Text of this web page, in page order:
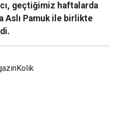
geçtiğimiz haftalarda
Aslı Pamuk ile birlikte